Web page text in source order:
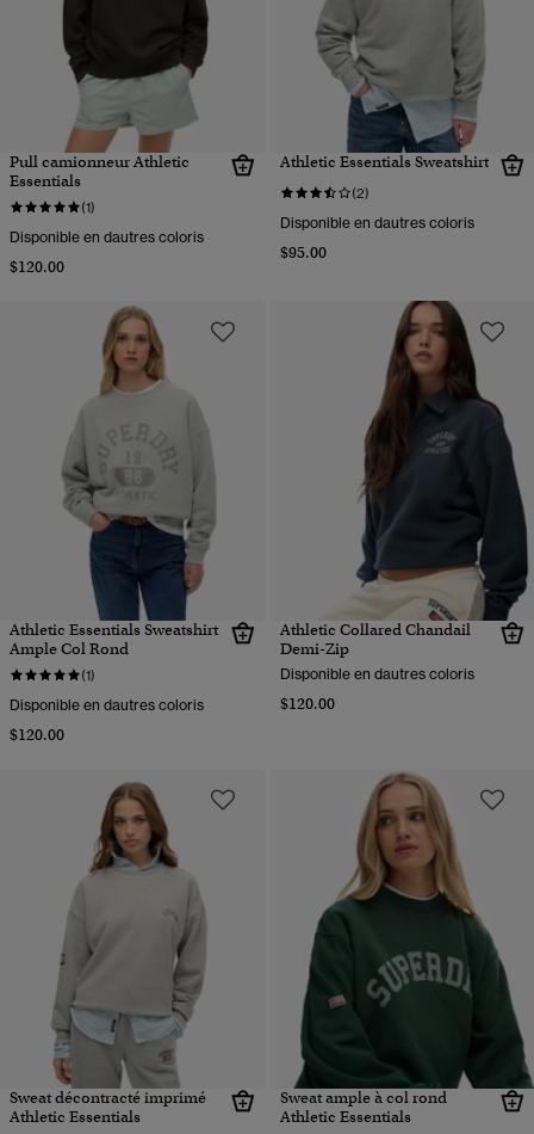
Pull camionneur Athletic
Essentials
(1)
Disponible en dautres coloris
$120.00
Athletic Essentials Sweatshirt
(2)
Disponible en dautres coloris
$95.00
Athletic Essentials Sweatshirt
Ample Col Rond
(1)
Disponible en dautres coloris
$120.00
Athletic Collared Chandail
Demi-Zip
Disponible en dautres coloris
$120.00
Sweat décontracté imprimé
Athletic Essentials
Sweat ample à col rond
Athletic Essentials